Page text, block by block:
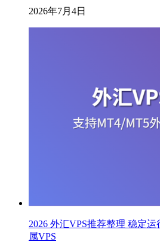
2026年7月4日
2026 外汇VPS推荐整理 稳定
属VPS